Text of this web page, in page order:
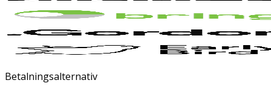
Betalningsalternativ